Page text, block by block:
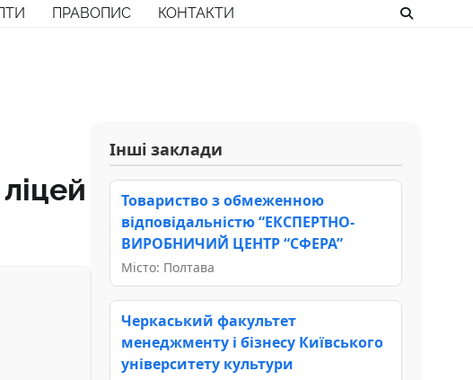
ПРАВОПИС КОНТАКТИ
Інші заклади
Товариство з обмеженною
відповідальністю “ЕКСПЕРТНО-
ВИРОБНИЧИЙ ЦЕНТР “СФЕРА”
Місто: Полтава
Черкаський факультет
менеджменту і бізнесу Київського
університету культури